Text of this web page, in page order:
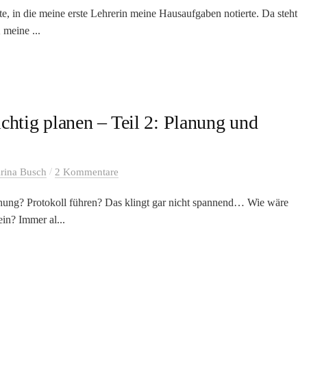
in die meine erste Lehrerin meine Hausaufgaben notierte. Da steht
...
planen – Teil 2: Planung und
Busch / 2 Kommentare
Protokoll führen? Das klingt gar nicht spannend… Wie wäre
Immer al...